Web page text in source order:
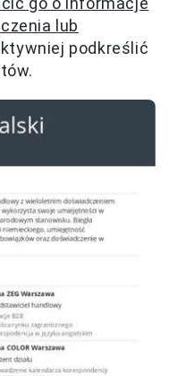
lub
podkreślić